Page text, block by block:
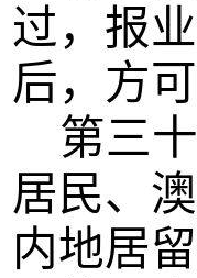
过，报
后，方
第三
居民、
内地居